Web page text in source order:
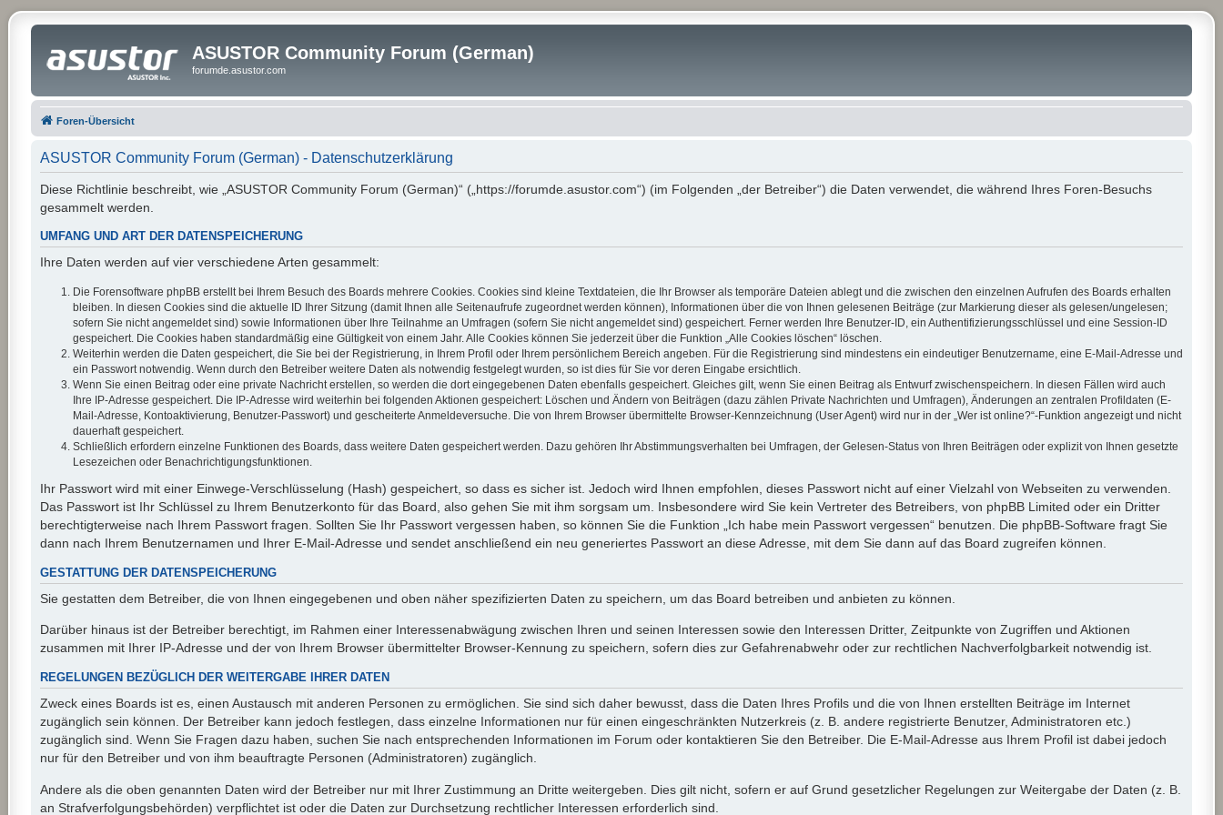
ASUSTOR Community Forum (German)
forumde.asustor.com
Foren-Übersicht
ASUSTOR Community Forum (German) - Datenschutzerklärung
Diese Richtlinie beschreibt, wie „ASUSTOR Community Forum (German)“ („https://forumde.asustor.com“) (im Folgenden „der Betreiber“) die Daten verwendet, die während Ihres Foren-Besuchs
gesammelt werden.
UMFANG UND ART DER DATENSPEICHERUNG
Ihre Daten werden auf vier verschiedene Arten gesammelt:
Die Forensoftware phpBB erstellt bei Ihrem Besuch des Boards mehrere Cookies. Cookies sind kleine Textdateien, die Ihr Browser als temporäre Dateien ablegt und die zwischen den einzelnen Aufrufen des Boards erhalten
bleiben. In diesen Cookies sind die aktuelle ID Ihrer Sitzung (damit Ihnen alle Seitenaufrufe zugeordnet werden können), Informationen über die von Ihnen gelesenen Beiträge (zur Markierung dieser als gelesen/ungelesen;
sofern Sie nicht angemeldet sind) sowie Informationen über Ihre Teilnahme an Umfragen (sofern Sie nicht angemeldet sind) gespeichert. Ferner werden Ihre Benutzer-ID, ein Authentifizierungsschlüssel und eine Session-ID
gespeichert. Die Cookies haben standardmäßig eine Gültigkeit von einem Jahr. Alle Cookies können Sie jederzeit über die Funktion „Alle Cookies löschen“ löschen.
Weiterhin werden die Daten gespeichert, die Sie bei der Registrierung, in Ihrem Profil oder Ihrem persönlichem Bereich angeben. Für die Registrierung sind mindestens ein eindeutiger Benutzername, eine E-Mail-Adresse und
ein Passwort notwendig. Wenn durch den Betreiber weitere Daten als notwendig festgelegt wurden, so ist dies für Sie vor deren Eingabe ersichtlich.
Wenn Sie einen Beitrag oder eine private Nachricht erstellen, so werden die dort eingegebenen Daten ebenfalls gespeichert. Gleiches gilt, wenn Sie einen Beitrag als Entwurf zwischenspeichern. In diesen Fällen wird auch
Ihre IP-Adresse gespeichert. Die IP-Adresse wird weiterhin bei folgenden Aktionen gespeichert: Löschen und Ändern von Beiträgen (dazu zählen Private Nachrichten und Umfragen), Änderungen an zentralen Profildaten (E-
Mail-Adresse, Kontoaktivierung, Benutzer-Passwort) und gescheiterte Anmeldeversuche. Die von Ihrem Browser übermittelte Browser-Kennzeichnung (User Agent) wird nur in der „Wer ist online?“-Funktion angezeigt und nicht
dauerhaft gespeichert.
Schließlich erfordern einzelne Funktionen des Boards, dass weitere Daten gespeichert werden. Dazu gehören Ihr Abstimmungsverhalten bei Umfragen, der Gelesen-Status von Ihren Beiträgen oder explizit von Ihnen gesetzte
Lesezeichen oder Benachrichtigungsfunktionen.
Ihr Passwort wird mit einer Einwege-Verschlüsselung (Hash) gespeichert, so dass es sicher ist. Jedoch wird Ihnen empfohlen, dieses Passwort nicht auf einer Vielzahl von Webseiten zu verwenden.
Das Passwort ist Ihr Schlüssel zu Ihrem Benutzerkonto für das Board, also gehen Sie mit ihm sorgsam um. Insbesondere wird Sie kein Vertreter des Betreibers, von phpBB Limited oder ein Dritter
berechtigterweise nach Ihrem Passwort fragen. Sollten Sie Ihr Passwort vergessen haben, so können Sie die Funktion „Ich habe mein Passwort vergessen“ benutzen. Die phpBB-Software fragt Sie
dann nach Ihrem Benutzernamen und Ihrer E-Mail-Adresse und sendet anschließend ein neu generiertes Passwort an diese Adresse, mit dem Sie dann auf das Board zugreifen können.
GESTATTUNG DER DATENSPEICHERUNG
Sie gestatten dem Betreiber, die von Ihnen eingegebenen und oben näher spezifizierten Daten zu speichern, um das Board betreiben und anbieten zu können.
Darüber hinaus ist der Betreiber berechtigt, im Rahmen einer Interessenabwägung zwischen Ihren und seinen Interessen sowie den Interessen Dritter, Zeitpunkte von Zugriffen und Aktionen
zusammen mit Ihrer IP-Adresse und der von Ihrem Browser übermittelter Browser-Kennung zu speichern, sofern dies zur Gefahrenabwehr oder zur rechtlichen Nachverfolgbarkeit notwendig ist.
REGELUNGEN BEZÜGLICH DER WEITERGABE IHRER DATEN
Zweck eines Boards ist es, einen Austausch mit anderen Personen zu ermöglichen. Sie sind sich daher bewusst, dass die Daten Ihres Profils und die von Ihnen erstellten Beiträge im Internet
zugänglich sein können. Der Betreiber kann jedoch festlegen, dass einzelne Informationen nur für einen eingeschränkten Nutzerkreis (z. B. andere registrierte Benutzer, Administratoren etc.)
zugänglich sind. Wenn Sie Fragen dazu haben, suchen Sie nach entsprechenden Informationen im Forum oder kontaktieren Sie den Betreiber. Die E-Mail-Adresse aus Ihrem Profil ist dabei jedoch
nur für den Betreiber und von ihm beauftragte Personen (Administratoren) zugänglich.
Andere als die oben genannten Daten wird der Betreiber nur mit Ihrer Zustimmung an Dritte weitergeben. Dies gilt nicht, sofern er auf Grund gesetzlicher Regelungen zur Weitergabe der Daten (z. B.
an Strafverfolgungsbehörden) verpflichtet ist oder die Daten zur Durchsetzung rechtlicher Interessen erforderlich sind.